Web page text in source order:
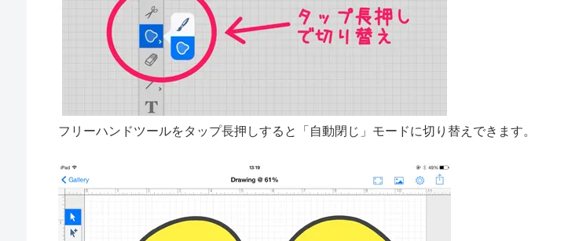
フリーハンドツールをタップ長押しすると「自動閉じ」モードに切り替えできます。